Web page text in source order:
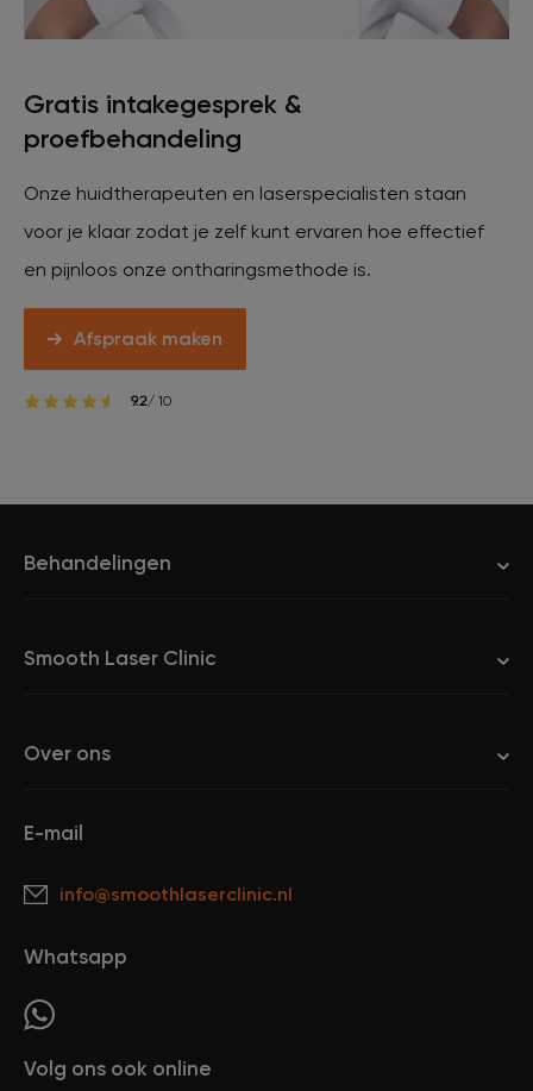
Gratis intakegesprek &
proefbehandeling
Onze huidtherapeuten en laserspecialisten staan
voor je klaar zodat je zelf kunt ervaren hoe effectief
en pijnloos onze ontharingsmethode is.
Afspraak maken
9.2/ 10
Behandelingen
Smooth Laser Clinic
Over ons
E-mail
info@smoothlaserclinic.nl
Whatsapp
Volg ons ook online